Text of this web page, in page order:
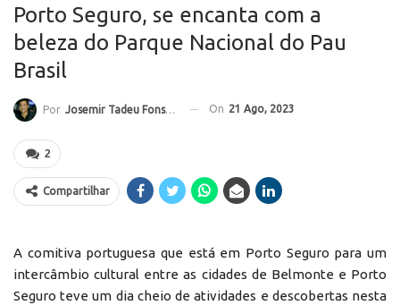
Porto Seguro, se encanta com a
beleza do Parque Nacional do Pau
Brasil
Por Josemir Tadeu Fonseca On 21 Ago, 2023
2
Compartilhar
A comitiva portuguesa que está em Porto Seguro para um
intercâmbio cultural entre as cidades de Belmonte e Porto
Seguro teve um dia cheio de atividades e descobertas nesta